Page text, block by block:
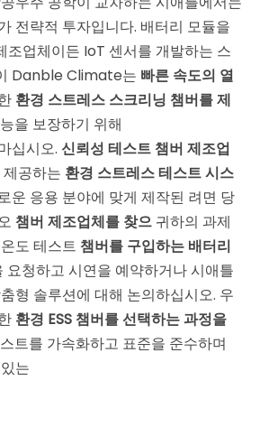
전략적 투자입니다. 배터리 모듈을
조업체이든 IoT 센서를 개발하는 스
Danble Climate는 빠른 속도의 열
환경 스트레스 스크리닝 챔버를 제
을 보장하기 위해
십시오. 신뢰성 테스트 챔버 제조업
제공하는 환경 스트레스 테스트 시스
운 응용 분야에 맞게 제작된 려면 당
챔버 제조업체를 찾으 귀하의 과제
도 테스트 챔버를 구입하는 배터리
요청하고 시연을 예약하거나 시애틀
형 솔루션에 대해 논의하십시오. 우
환경 ESS 챔버를 선택하는 과정을
트를 가속화하고 표준을 준수하며
는